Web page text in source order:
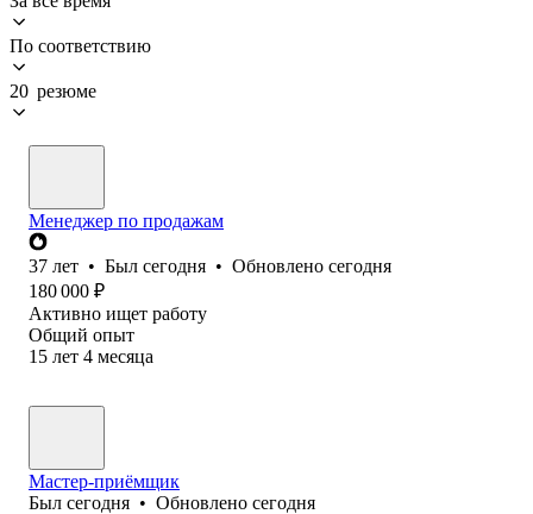
По соответствию
20 резюме
Менеджер по продажам
37 лет • Был сегодня • Обновлено сегодня
180 000 ₽
Активно ищет работу
Общий опыт
15 лет 4 месяца
Мастер-приёмщик
Был сегодня • Обновлено сегодня